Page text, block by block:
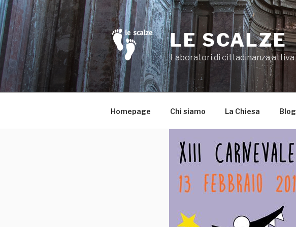
Salta
al
contenuto
LE SCALZE
Laboratori di cittadinanza attiva
Homepage Chi siamo La Chiesa Blog